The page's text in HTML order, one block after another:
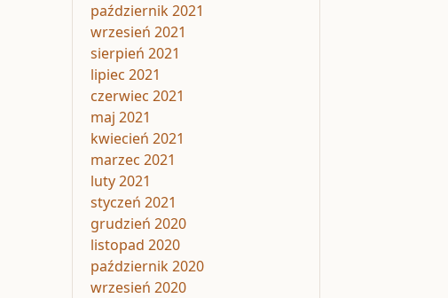
październik 2021
wrzesień 2021
sierpień 2021
lipiec 2021
czerwiec 2021
maj 2021
kwiecień 2021
marzec 2021
luty 2021
styczeń 2021
grudzień 2020
listopad 2020
październik 2020
wrzesień 2020